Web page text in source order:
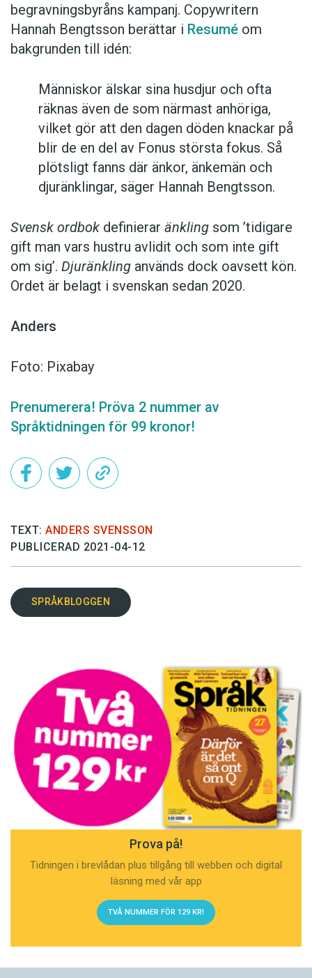
begravningsbyråns kampanj. Copywritern
Hannah Bengtsson berättar i Resumé om
bakgrunden till idén:
Människor älskar sina husdjur och ofta
räknas även de som närmast anhöriga,
vilket gör att den dagen döden knackar på
blir de en del av Fonus största fokus. Så
plötsligt fanns där änkor, änkemän och
djuränklingar, säger Hannah Bengtsson.
Svensk ordbok definierar änkling som ’tidigare
gift man vars hustru av­lidit och som inte gift
om sig’. Djuränkling används dock oavsett kön.
Ordet är belagt i svenskan sedan 2020.
Anders
Foto: Pixabay
Prenumerera! Pröva 2 nummer av
Språktidningen för 99 kronor!
TEXT: ANDERS SVENSSON
PUBLICERAD 2021-04-12
SPRÅKBLOGGEN
Prova på!
Tidningen i brevlådan plus tillgång till webben och digital
läsning med vår app
TVÅ NUMMER FÖR 129 KR!